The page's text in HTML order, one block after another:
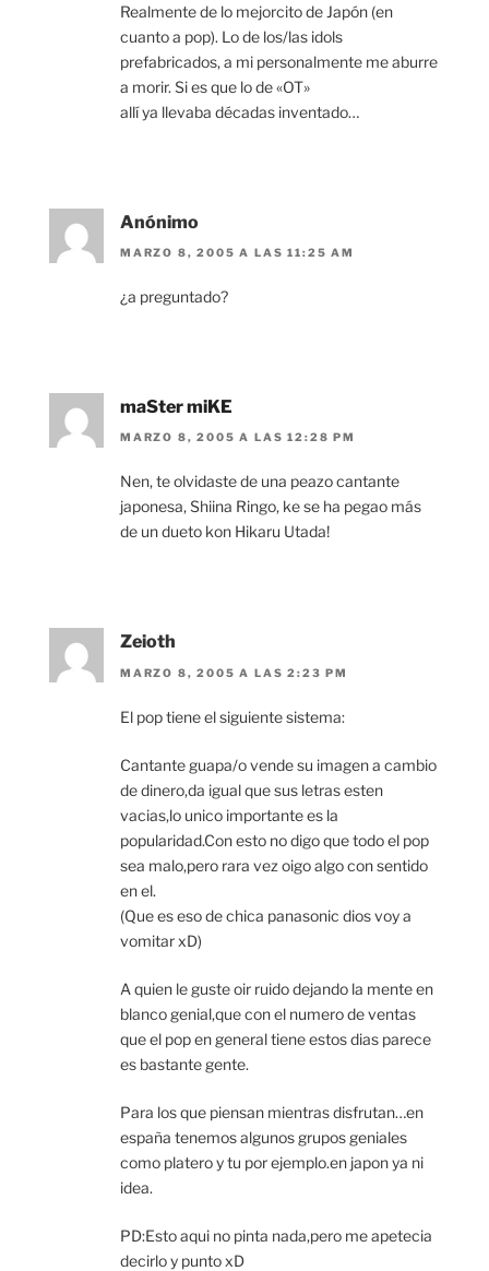
Realmente de lo mejorcito de Japón (en
cuanto a pop). Lo de los/las idols
prefabricados, a mi personalmente me aburre
a morir. Si es que lo de «OT»
allí ya llevaba décadas inventado…
Anónimo
MARZO 8, 2005 A LAS 11:25 AM
¿a preguntado?
maSter miKE
MARZO 8, 2005 A LAS 12:28 PM
Nen, te olvidaste de una peazo cantante
japonesa, Shiina Ringo, ke se ha pegao más
de un dueto kon Hikaru Utada!
Zeioth
MARZO 8, 2005 A LAS 2:23 PM
El pop tiene el siguiente sistema:
Cantante guapa/o vende su imagen a cambio
de dinero,da igual que sus letras esten
vacias,lo unico importante es la
popularidad.Con esto no digo que todo el pop
sea malo,pero rara vez oigo algo con sentido
en el.
(Que es eso de chica panasonic dios voy a
vomitar xD)
A quien le guste oir ruido dejando la mente en
blanco genial,que con el numero de ventas
que el pop en general tiene estos dias parece
es bastante gente.
Para los que piensan mientras disfrutan…en
españa tenemos algunos grupos geniales
como platero y tu por ejemplo.en japon ya ni
idea.
PD:Esto aqui no pinta nada,pero me apetecia
decirlo y punto xD